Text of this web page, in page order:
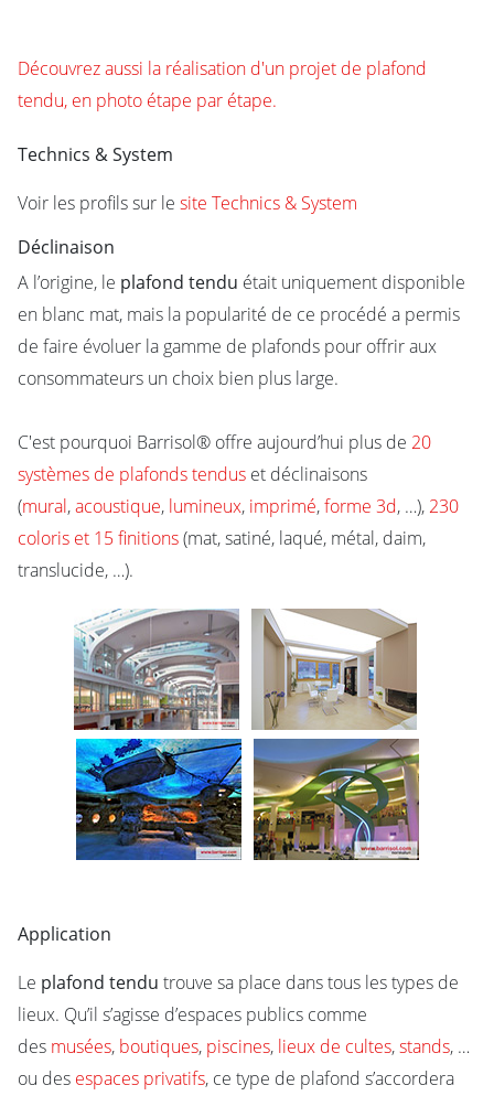
Découvrez aussi la réalisation d'un projet de plafond
tendu, en photo étape par étape.
Technics & System
Voir les profils sur le site Technics & System
Déclinaison
A l’origine, le plafond tendu était uniquement disponible
en blanc mat, mais la popularité de ce procédé a permis
de faire évoluer la gamme de plafonds pour offrir aux
consommateurs un choix bien plus large.
C'est pourquoi Barrisol® offre aujourd’hui plus de 20
systèmes de plafonds tendus et déclinaisons
(mural,acoustique, lumineux, imprimé,forme 3d, …), 230
coloris et 15 finitions(mat, satiné, laqué, métal, daim,
translucide, …).
Application
Le plafond tendu trouve sa place dans tous les types de
lieux. Qu’il s’agisse d’espaces publics comme
des musées, boutiques, piscines, lieux de cultes,stands, …
ou des espaces privatifs, ce type de plafond s’accordera